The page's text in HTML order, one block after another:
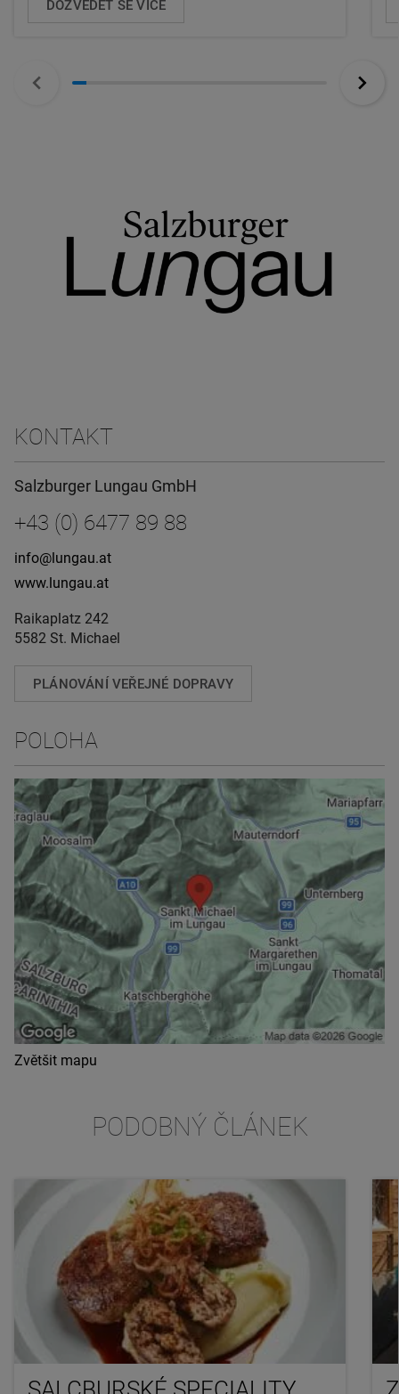
DOZVĚDĚT SE VÍCE
KONTAKT
Salzburger Lungau GmbH
+43 (0) 6477 89 88
info@lungau.at
www.lungau.at
Raikaplatz 242
5582 St. Michael
PLÁNOVÁNÍ VEŘEJNÉ DOPRAVY
POLOHA
Zvětšit mapu
PODOBNÝ ČLÁNEK